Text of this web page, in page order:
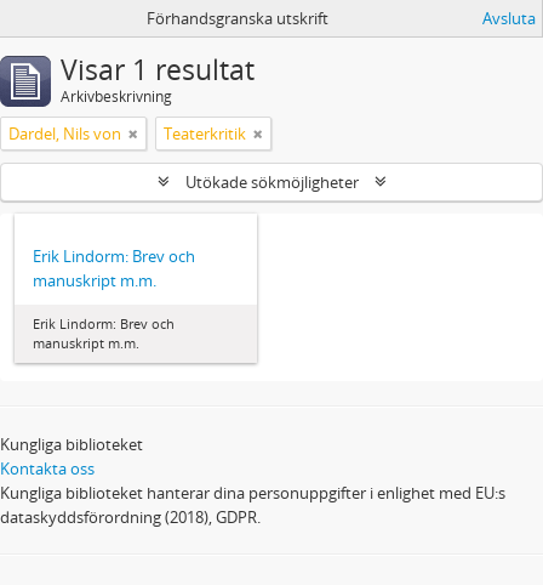
Förhandsgranska utskrift Avsluta
Visar 1 resultat
Arkivbeskrivning
Dardel, Nils von Teaterkritik
Utökade sökmöjligheter
Erik Lindorm: Brev och
manuskript m.m.
Erik Lindorm: Brev och
manuskript m.m.
Kungliga biblioteket
Kontakta oss
Kungliga biblioteket hanterar dina personuppgifter i enlighet med EU:s
dataskyddsförordning (2018), GDPR.